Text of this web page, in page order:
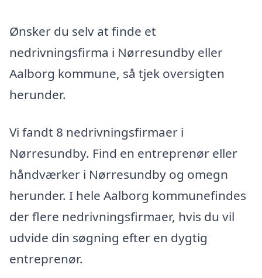
Ønsker du selv at finde et
nedrivningsfirma i Nørresundby eller
Aalborg kommune, så tjek oversigten
herunder.
Vi fandt 8 nedrivningsfirmaer i
Nørresundby. Find en entreprenør eller
håndværker i Nørresundby og omegn
herunder. I hele Aalborg kommunefindes
der flere nedrivningsfirmaer, hvis du vil
udvide din søgning efter en dygtig
entreprenør.